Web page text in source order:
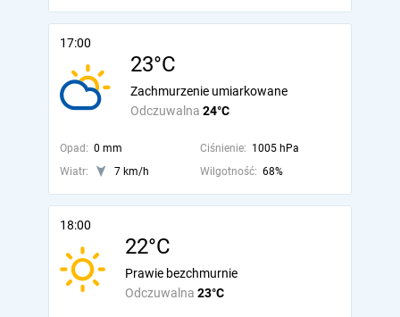
17:00
23°C
Odczuwalna 24°C
Zachmurzenie umiarkowane
Opad: 0 mm Ciśnienie: 1005 hPa
Wiatr:
7 km/h Wilgotność: 68%
18:00
22°C
Odczuwalna 23°C
Prawie bezchmurnie